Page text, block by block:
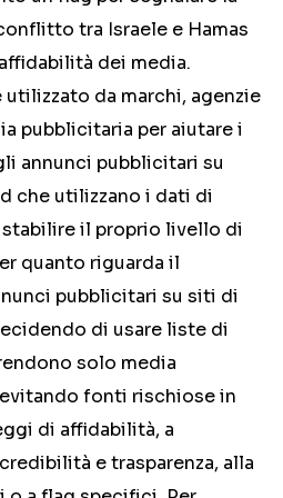
tra Israele e Hamas
dei media.
da marchi, agenzie
pubblicitaria per aiutare i
annunci pubblicitari su
che utilizzano i dati di
il proprio livello di
quanto riguarda il
pubblicitari su siti di
di usare liste di
solo media
fonti rischiose in
di affidabilità, a
e trasparenza, alla